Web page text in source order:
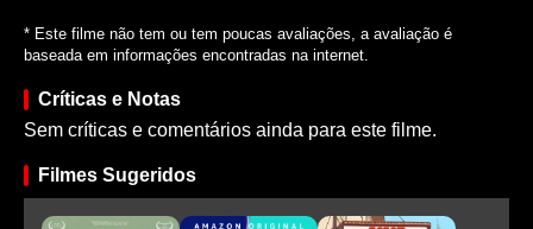
* Este filme não tem ou tem poucas avaliações, a avaliação é
baseada em informações encontradas na internet.
Críticas e Notas
Sem críticas e comentários ainda para este filme.
Filmes Sugeridos